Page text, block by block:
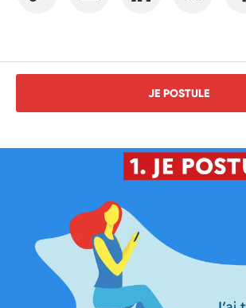
JE POSTULE